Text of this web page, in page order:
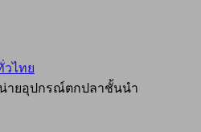
ไทย
น่ายอุปกรณ์ตกปลาชั้นนำ